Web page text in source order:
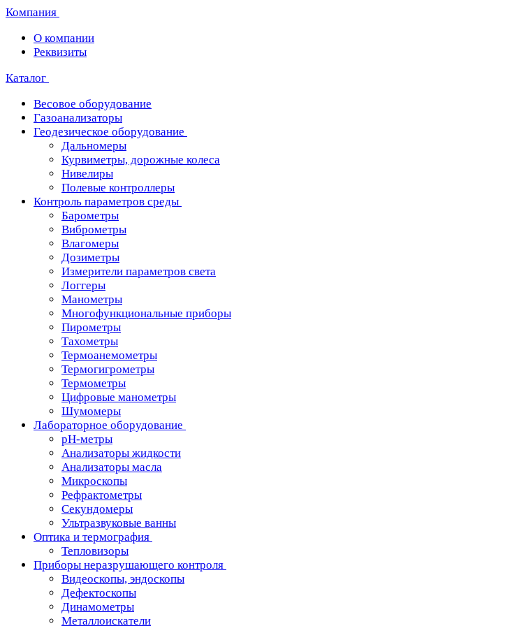
Компания
О компании
Реквизиты
Каталог
Весовое оборудование
Газоанализаторы
Геодезическое оборудование
Дальномеры
Курвиметры, дорожные колеса
Нивелиры
Полевые контроллеры
Контроль параметров среды
Барометры
Виброметры
Влагомеры
Дозиметры
Измерители параметров света
Логгеры
Манометры
Многофункциональные приборы
Пирометры
Тахометры
Термоанемометры
Термогигрометры
Термометры
Цифровые манометры
Шумомеры
Лабораторное оборудование
pH-метры
Анализаторы жидкости
Анализаторы масла
Микроскопы
Рефрактометры
Секундомеры
Ультразвуковые ванны
Оптика и термография
Тепловизоры
Приборы неразрушающего контроля
Видеоскопы, эндоскопы
Дефектоскопы
Динамометры
Металлоискатели